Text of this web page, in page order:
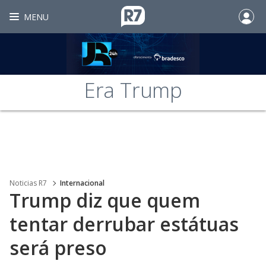
MENU
Era Trump
Noticias R7 Internacional
Trump diz que quem
tentar derrubar estátuas
será preso